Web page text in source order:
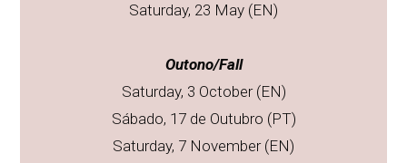
Saturday, 23 May (EN)
Outono/Fall
Saturday, 3 October (EN)
Sábado, 17 de Outubro (PT)
Saturday, 7 November (EN)